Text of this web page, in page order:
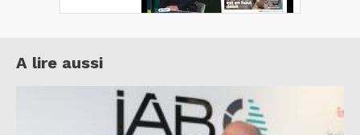
A lire aussi